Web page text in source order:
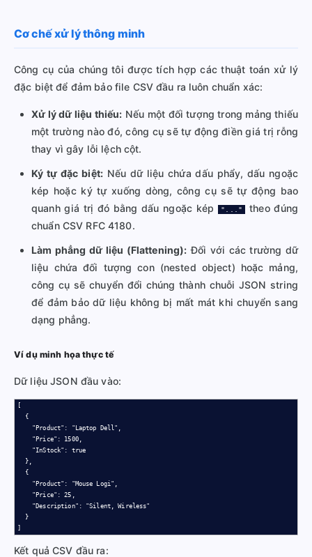
Cơ chế xử lý thông minh
Công cụ của chúng tôi được tích hợp các thuật toán xử lý
đặc biệt để đảm bảo file CSV đầu ra luôn chuẩn xác:
Xử lý dữ liệu thiếu: Nếu một đối tượng trong mảng thiếu
một trường nào đó, công cụ sẽ tự động điền giá trị rỗng
thay vì gây lỗi lệch cột.
Ký tự đặc biệt:Nếu dữ liệu chứa dấu phẩy, dấu ngoặc
kép hoặc ký tự xuống dòng, công cụ sẽ tự động bao
quanh giá trị đó bằng dấu ngoặc kép
"..."
theo đúng
chuẩn CSV RFC 4180.
Làm phẳng dữ liệu (Flattening): Đối với các trường dữ
liệu chứa đối tượng con (nested object) hoặc mảng,
công cụ sẽ chuyển đổi chúng thành chuỗi JSON string
để đảm bảo dữ liệu không bị mất mát khi chuyển sang
dạng phẳng.
Ví dụ minh họa thực tế
Dữ liệu JSON đầu vào:
[
  {
    "Product": "Laptop Dell",
    "Price": 1500,
    "InStock": true
  },
  {
    "Product": "Mouse Logi",
    "Price": 25,
    "Description": "Silent, Wireless"
  }
]
Kết quả CSV đầu ra: